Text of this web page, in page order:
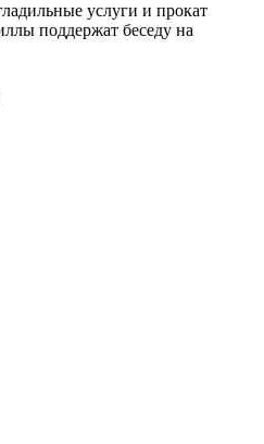
услуги и прокат
поддержат беседу на